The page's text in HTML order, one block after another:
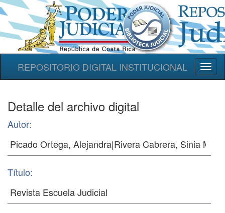
REPOSITORIO DIGITAL INSTITUCIONAL
Detalle del archivo digital
Autor:
Título: